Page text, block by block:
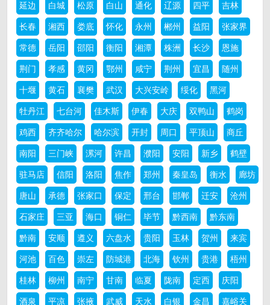
延边 白城 松原 白山 通化 辽源 四平 吉林
长春 湘西 娄底 怀化 永州 郴州 益阳 张家界
常德 岳阳 邵阳 衡阳 湘潭 株洲 长沙 恩施
荆门 孝感 黄冈 鄂州 咸宁 荆州 宜昌 随州
十堰 黄石 襄樊 武汉 大兴安岭 绥化 黑河
牡丹江 七台河 佳木斯 伊春 大庆 双鸭山 鹤岗
鸡西 齐齐哈尔 哈尔滨 开封 周口 平顶山 商丘
南阳 三门峡 漯河 许昌 濮阳 安阳 新乡 鹤壁
驻马店 信阳 洛阳 焦作 郑州 秦皇岛 衡水 廊坊
唐山 承德 张家口 保定 邢台 邯郸 迁安 沧州
石家庄 三亚 海口 铜仁 毕节 黔西南 黔东南
黔南 安顺 遵义 六盘水 贵阳 玉林 贺州 来宾
河池 百色 崇左 防城港 北海 钦州 贵港 梧州
桂林 柳州 南宁 甘南 临夏 陇南 定西 庆阳
酒泉 平凉 张掖 武威 天水 白银 金昌 嘉峪关